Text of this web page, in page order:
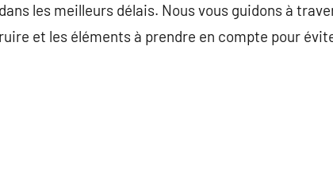
les meilleurs délais. Nous vous guidons à
et les éléments à prendre en compte pour